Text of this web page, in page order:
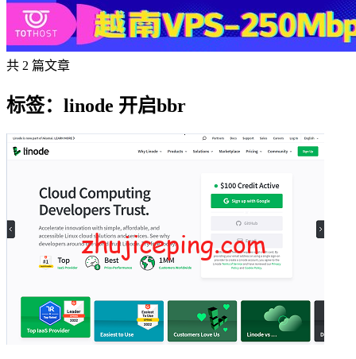
共 2 篇文章
标签：linode 开启bbr